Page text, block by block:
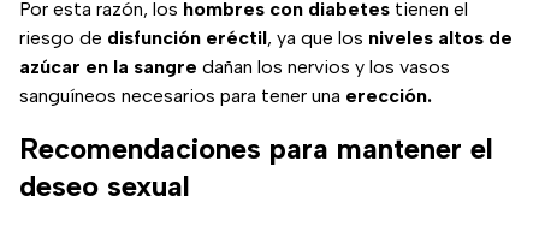
Por esta razón, los hombres con diabetes tienen el
riesgo de disfunción eréctil, ya que los niveles altos de
azúcar en la sangre dañan los nervios y los vasos
sanguíneos necesarios para tener una erección.
Recomendaciones para mantener el
deseo sexual